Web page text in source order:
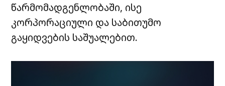
წარმომადგენლობაში, ისე
კორპორაციული და საბითუმო
გაყიდვების საშუალებით.